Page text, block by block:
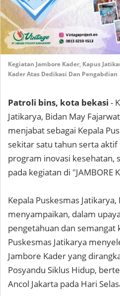
Kegiatan Jambore Kader, Kapus
Kader Atas Dedikasi Dan Pengabdian
Patroli bins, kota bekasi -
Jatikarya, Bidan May
menjabat sebagai Kepala
sekitar satu tahun serta
program inovasi kesehatan,
pada kegiatan di "JAMBORE
Kepala Puskesmas Jatikarya,
menyampaikan, dalam
pengetahuan dan semangat
Puskesmas Jatikarya
Jambore Kader yang
Posyandu Siklus Hidup,
Ancol Jakarta pada Hari